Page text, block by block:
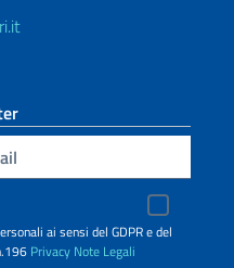
ai sensi del GDPR e del
Privacy Note Legali